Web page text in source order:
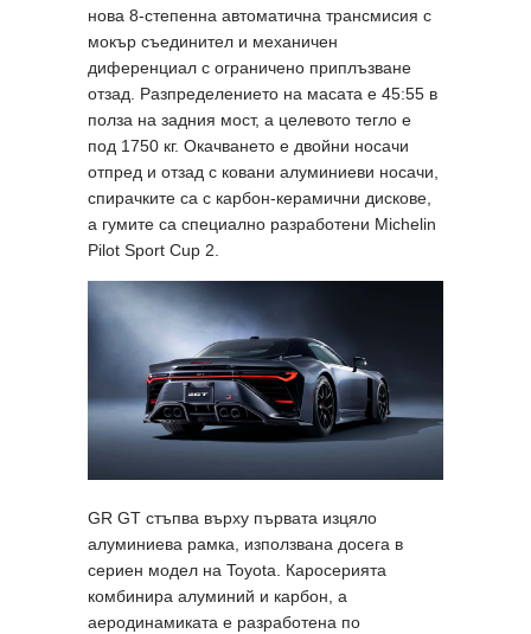
нова 8-степенна автоматична трансмисия с
мокър съединител и механичен
диференциал с ограничено приплъзване
отзад. Разпределението на масата е 45:55 в
полза на задния мост, а целевото тегло е
под 1750 кг. Окачването е двойни носачи
отпред и отзад с ковани алуминиеви носачи,
спирачките са с карбон-керамични дискове,
а гумите са специално разработени Michelin
Pilot Sport Cup 2.
GR GT стъпва върху първата изцяло
алуминиева рамка, използвана досега в
сериен модел на Toyota. Каросерията
комбинира алуминий и карбон, а
аеродинамиката е разработена по